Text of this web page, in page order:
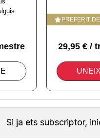
Si ja ets subscriptor,